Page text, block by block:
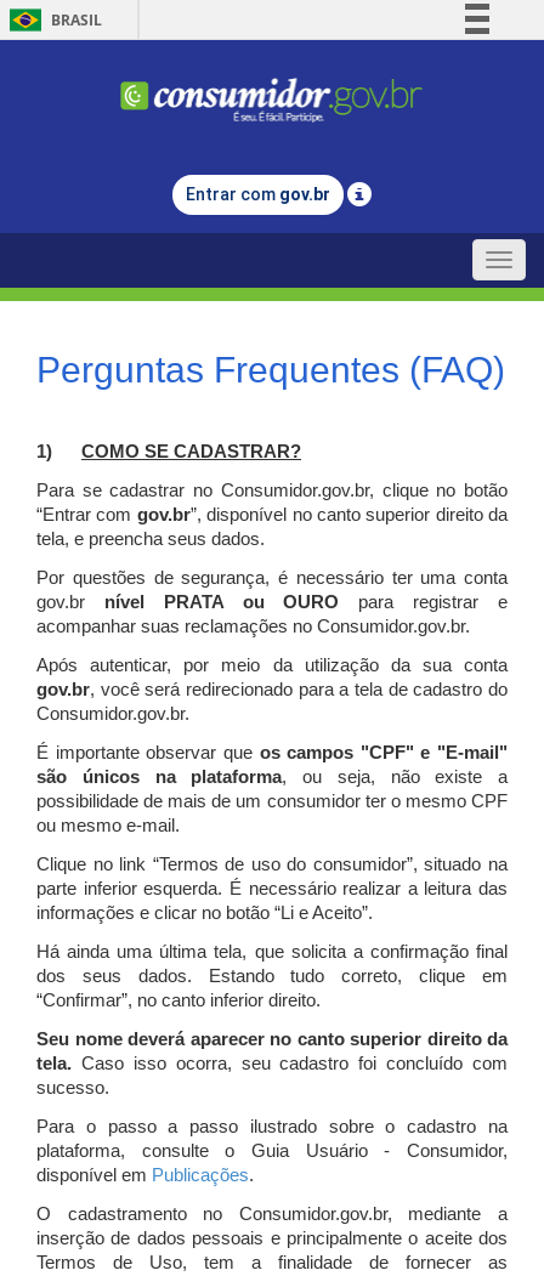
BRASIL
Comunica BR
Legislação
Entrar com gov.br
Toggle
Perguntas Frequentes (FAQ)
1) COMO SE CADASTRAR?
Para se cadastrar no Consumidor.gov.br, clique no botão
“Entrar com gov.br”, disponível no canto superior direito da
tela, e preencha seus dados.
Por questões de segurança, é necessário ter uma conta
gov.br nível PRATA ou OURO para registrar e
acompanhar suas reclamações no Consumidor.gov.br.
Após autenticar, por meio da utilização da sua conta
gov.br, você será redirecionado para a tela de cadastro do
Consumidor.gov.br.
É importante observar que os campos "CPF" e "E-mail"
são únicos na plataforma, ou seja, não existe a
possibilidade de mais de um consumidor ter o mesmo CPF
ou mesmo e-mail.
Clique no link “Termos de uso do consumidor”, situado na
parte inferior esquerda. É necessário realizar a leitura das
informações e clicar no botão “Li e Aceito”.
Há ainda uma última tela, que solicita a confirmação final
dos seus dados. Estando tudo correto, clique em
“Confirmar”, no canto inferior direito.
Seu nome deverá aparecer no canto superior direito da
tela. Caso isso ocorra, seu cadastro foi concluído com
sucesso.
Para o passo a passo ilustrado sobre o cadastro na
plataforma, consulte o Guia Usuário - Consumidor,
disponível em Publicações.
O cadastramento no Consumidor.gov.br, mediante a
inserção de dados pessoais e principalmente o aceite dos
Termos de Uso, tem a finalidade de fornecer as